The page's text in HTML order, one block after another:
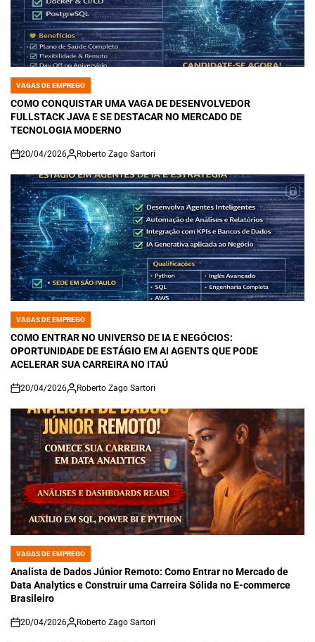
POSTED
IN
VAGAS DE EMPREGO
COMO CONQUISTAR UMA VAGA DE DESENVOLVEDOR
FULLSTACK JAVA E SE DESTACAR NO MERCADO DE
TECNOLOGIA MODERNO
on
20/04/2026 Roberto Zago Sartori
POSTED
IN
VAGAS DE EMPREGO
COMO ENTRAR NO UNIVERSO DE IA E NEGÓCIOS:
OPORTUNIDADE DE ESTÁGIO EM AI AGENTS QUE PODE
ACELERAR SUA CARREIRA NO ITAÚ
on
20/04/2026 Roberto Zago Sartori
POSTED
IN
VAGAS DE EMPREGO
Analista de Dados Júnior Remoto: Como Entrar no Mercado de
Data Analytics e Construir uma Carreira Sólida no E-commerce
Brasileiro
on
20/04/2026 Roberto Zago Sartori